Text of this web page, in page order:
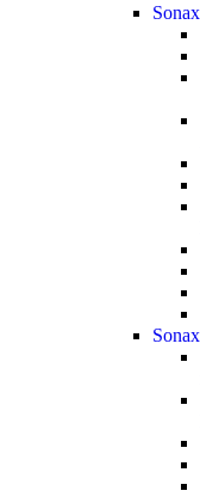
Sonax
Sonax